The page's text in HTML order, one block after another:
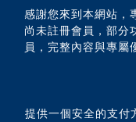
感謝您來到本網站，
尚未註冊會員，部分
員，完整內容與專屬
提供一個安全的支付